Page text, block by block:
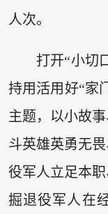
人次。
打开“小切
持用活用好“家
主题，以小故
斗英雄英勇无
役军人立足本
掘退役军人在